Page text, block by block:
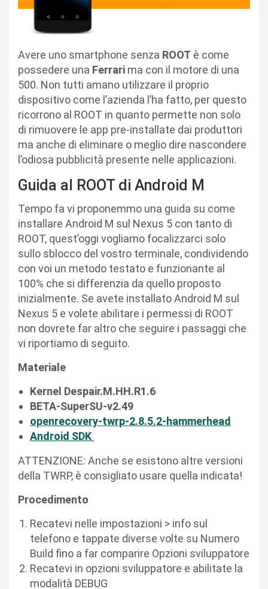
Avere uno smartphone senza ROOT è come
possedere una Ferrari ma con il motore di una
500. Non tutti amano utilizzare il proprio
dispositivo come l’azienda l’ha fatto, per questo
ricorrono al ROOT in quanto permette non solo
di rimuovere le app pre-installate dai produttori
ma anche di eliminare o meglio dire nascondere
l’odiosa pubblicità presente nelle applicazioni.
Guida al ROOT di Android M
Tempo fa vi proponemmo una guida su come
installare Android M sul Nexus 5 con tanto di
ROOT, quest’oggi vogliamo focalizzarci solo
sullo sblocco del vostro terminale, condividendo
con voi un metodo testato e funzionante al
100% che si differenzia da quello proposto
inizialmente. Se avete installato Android M sul
Nexus 5 e volete abilitare i permessi di ROOT
non dovrete far altro che seguire i passaggi che
vi riportiamo di seguito.
Materiale
Kernel Despair.M.HH.R1.6
BETA-SuperSU-v2.49
openrecovery-twrp-2.8.5.2-hammerhead
Android SDK
ATTENZIONE: Anche se esistono altre versioni
della TWRP, è consigliato usare quella indicata!
Procedimento
Recatevi nelle impostazioni > info sul
telefono e tappate diverse volte su Numero
Build fino a far comparire Opzioni sviluppatore
Recatevi in opzioni sviluppatore e abilitate la
modalità DEBUG